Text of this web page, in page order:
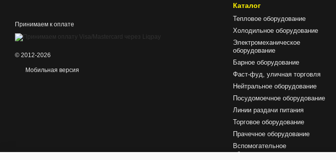
Принимаем к оплате
© 2012-2026
Мобильная версия
Каталог
Тепловое оборудование
Холодильное оборудование
Электромеханическое
оборудование
Барное оборудование
Фаст-фуд, уличная торговля
Нейтральное оборудование
Посудомоечное оборудование
Линии раздачи питания
Торговое оборудование
Прачечное оборудование
Вспомогательное
оборудование и аксесуары